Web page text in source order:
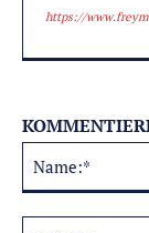
https://